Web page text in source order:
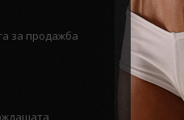
за продажба